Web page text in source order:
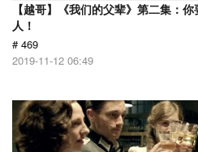
【越哥】《我们的父辈》第二集：
人！
# 469
2019-11-12 06:49